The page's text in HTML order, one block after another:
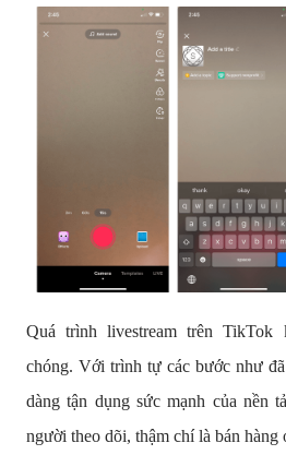
Quá trình livestream trên TikTok
chóng. Với trình tự các bước như
dàng tận dụng sức mạnh của nền
người theo dõi, thậm chí là bán hàng